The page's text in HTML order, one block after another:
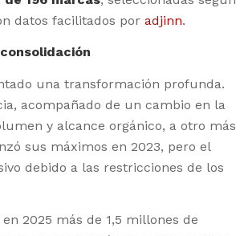
datos facilitados por adjinn.
una transformación profunda.
acompañado de un cambio en la
y alcance orgánico, a otro más
sus máximos en 2023, pero el
debido a las restricciones de los
2025 más de 1,5 millones de